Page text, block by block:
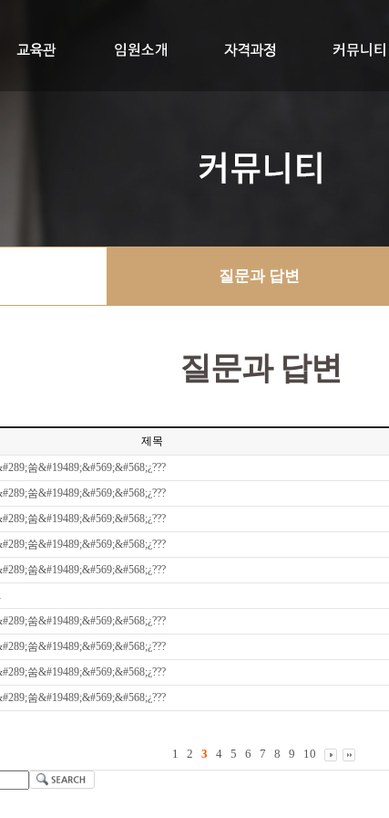
질문과 답변
질문과 답변
제목
쑴&#19489;&#569;&#568;¿???
쑴&#19489;&#569;&#568;¿???
쑴&#19489;&#569;&#568;¿???
쑴&#19489;&#569;&#568;¿???
쑴&#19489;&#569;&#568;¿???
쑴&#19489;&#569;&#568;¿???
쑴&#19489;&#569;&#568;¿???
쑴&#19489;&#569;&#568;¿???
쑴&#19489;&#569;&#568;¿???
1 2 3 4 5 6 7 8 9 10